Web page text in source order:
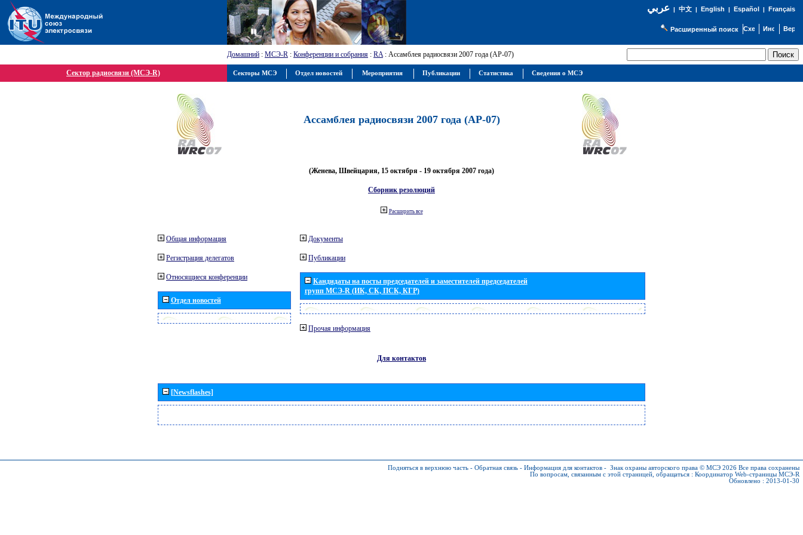
عربي| 中文| English | Español | Français
Расширенный поиск
Домашний : МСЭ-R : Конференции и собрания : RA: Ассамблея радиосвязи 2007 года (АР-07)
Сектор радиосвязи (МСЭ-R)
Ассамблея радиосвязи 2007 года (АР-07)
(Женева, Швейцария, 15 октября - 19 октября 2007 года)
Сборник резолюций
Расширить все
Общая информация
Регистрация делегатов
Относящиеся конференции
Отдел новостей
Документы
Публикации
Кандидаты на посты председателей и заместителей председателей
групп МСЭ-R (ИК, СК, ПСК, КГР)
Прочая информация
Для контактов
[Newsflashes]
Подняться в верхнюю часть - Обратная связь - Информация для контактов - Знак охраны авторского права © МСЭ 2026 Все права сохранены
По вопросам, связанным с этой страницей, обращаться : Координатор Web-страницы МСЭ-R
Обновлено : 2013-01-30
Секторы МСЭ Отдел новостей Мероприятия Публикации Статистика Сведения о МСЭ